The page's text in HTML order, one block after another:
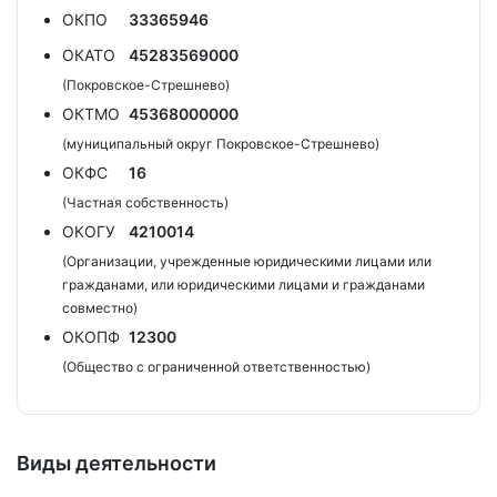
ОКПО
33365946
ОКАТО
45283569000
(Покровское-Стрешнево)
ОКТМО 45368000000
(муниципальный округ Покровское-Стрешнево)
ОКФС 16
(Частная собственность)
ОКОГУ 4210014
(Организации, учрежденные юридическими лицами или
гражданами, или юридическими лицами и гражданами
совместно)
ОКОПФ 12300
(Общество с ограниченной ответственностью)
Виды деятельности